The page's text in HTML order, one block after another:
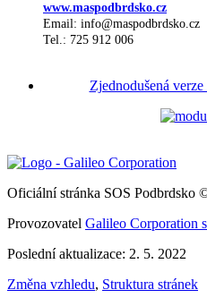
www.maspodbrdsko.cz
Email: info@maspodbrdsko.cz
Tel.: 725 912 006
Zjednodušená
Oficiální stránka SOS Podbrdsko
Provozovatel Galileo Corporation
Poslední aktualizace: 2. 5. 2022
Změna vzhledu, Struktura stránek